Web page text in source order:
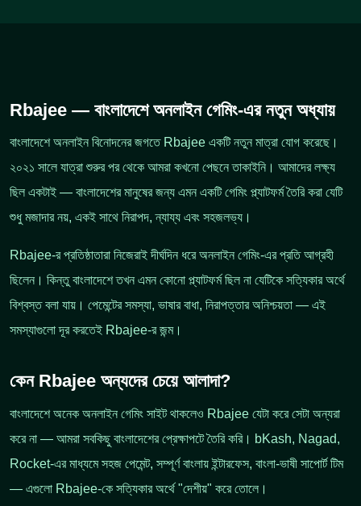
Rbajee — বাংলাদেশে অনলাইন গেমিং-এর নতুন অধ্যায়
বাংলাদেশে অনলাইন বিনোদনের জগতে Rbajee একটি নতুন মাত্রা যোগ করেছে।
২০২১ সালে যাত্রা শুরুর পর থেকে আমরা কখনো পেছনে তাকাইনি। আমাদের লক্ষ্য
ছিল একটাই — বাংলাদেশের মানুষের জন্য এমন একটি গেমিং প্ল্যাটফর্ম তৈরি করা যেটি
শুধু মজাদার নয়, একই সাথে নিরাপদ, ন্যায্য এবং সহজলভ্য।
Rbajee-র প্রতিষ্ঠাতারা নিজেরাই দীর্ঘদিন ধরে অনলাইন গেমিং-এর প্রতি আগ্রহী
ছিলেন। কিন্তু বাংলাদেশে তখন এমন কোনো প্ল্যাটফর্ম ছিল না যেটিকে সত্যিকার অর্থে
বিশ্বস্ত বলা যায়। পেমেন্টের সমস্যা, ভাষার বাধা, নিরাপত্তার অনিশ্চয়তা — এই
সমস্যাগুলো দূর করতেই Rbajee-র জন্ম।
কেন Rbajee অন্যদের চেয়ে আলাদা?
বাংলাদেশে অনেক অনলাইন গেমিং সাইট থাকলেও Rbajee যেটা করে সেটা অন্যরা
করে না — আমরা সবকিছু বাংলাদেশের প্রেক্ষাপটে তৈরি করি। bKash, Nagad,
Rocket-এর মাধ্যমে সহজ পেমেন্ট, সম্পূর্ণ বাংলায় ইন্টারফেস, বাংলা-ভাষী সাপোর্ট টিম
— এগুলো Rbajee-কে সত্যিকার অর্থে "দেশীয়" করে তোলে।